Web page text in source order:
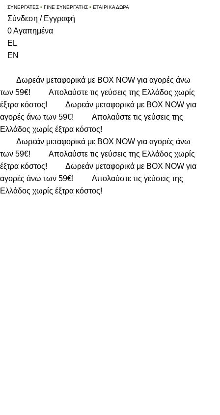
ΣΥΝΕΡΓΑΤΕΣ • ΓΙΝΕ ΣΥΝΕΡΓΑΤΗΣ • ΕΤΑΙΡΙΚΑ ΔΩΡΑ
Σύνδεση / Εγγραφή
0Αγαπημένα
EL
EN
Δωρεάν μεταφορικά με BOX NOW για αγορές άνω
των 59€!
Απολαύστε τις γεύσεις της Ελλάδος χωρίς
έξτρα κόστος!
Δωρεάν μεταφορικά με BOX NOW για
αγορές άνω των 59€!
Απολαύστε τις γεύσεις της
Ελλάδος χωρίς έξτρα κόστος!
Δωρεάν μεταφορικά με BOX NOW για αγορές άνω
των 59€!
Απολαύστε τις γεύσεις της Ελλάδος χωρίς
έξτρα κόστος!
Δωρεάν μεταφορικά με BOX NOW για
αγορές άνω των 59€!
Απολαύστε τις γεύσεις της
Ελλάδος χωρίς έξτρα κόστος!